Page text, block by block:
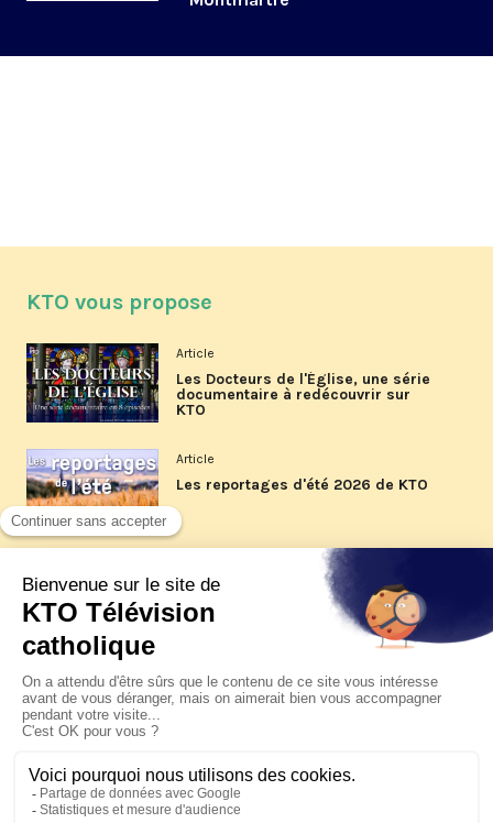
KTO vous propose
Article
Les Docteurs de l'Église, une série
documentaire à redécouvrir sur
KTO
Article
Les reportages d'été 2026 de KTO
La visite pastorale du pape Léon
XIV à Assise à suivre sur KTO le
jeudi 6 août
Le pape en Uruguay, Argentine et
Pérou du 6 au 17 novembre 2026
© KTO 2026 —Contact